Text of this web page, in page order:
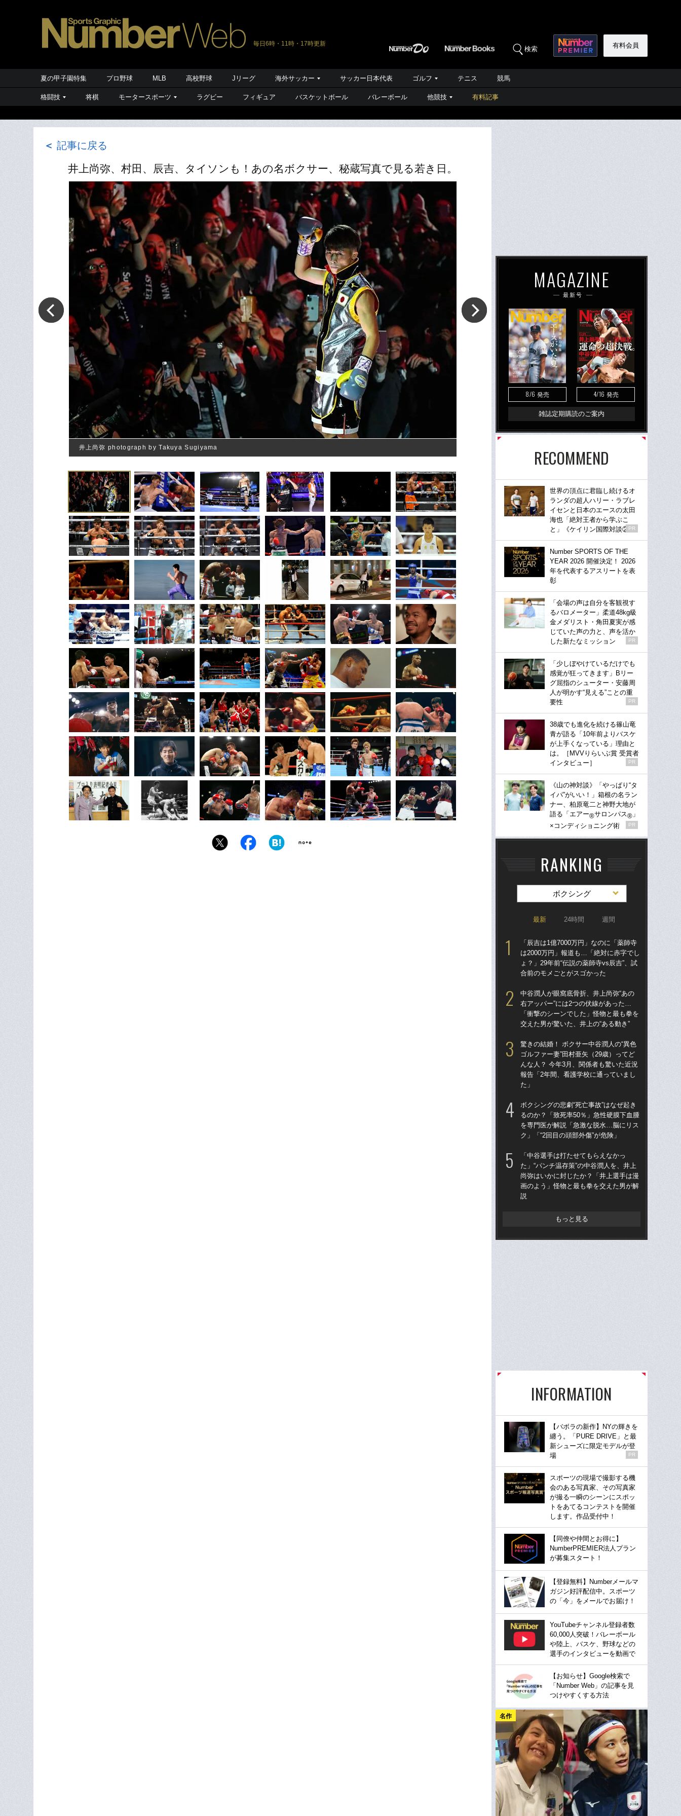
毎日6時・11時・17時更新
検索 有料会員
夏の甲子園特集 プロ野球 MLB 高校野球 Jリーグ 海外サッカー サッカー日本代表 ゴルフ テニス 競馬
格闘技 将棋 モータースポーツ ラグビー フィギュア バスケットボール バレーボール 他競技 有料記事
＜ 記事に戻る
井上尚弥、村田、辰吉、タイソンも！あの名ボクサー、秘蔵写真で見る若き日。
井上尚弥 photograph by Takuya Sugiyama
MAGAZINE
最新号
8/6 発売 4/16 発売
雑誌定期購読のご案内
RECOMMEND
世界の頂点に君臨し続けるオ
ランダの超人ハリー・ラブレ
イセンと日本のエースの太田
海也「絶対王者から学ぶこ
と」《ケイリン国際対談②》
PR
Number SPORTS OF THE
YEAR 2026 開催決定！ 2026
年を代表するアスリートを表
彰
「会場の声は自分を客観視す
るバロメーター」柔道48kg級
金メダリスト・角田夏実が感
じていた声の力と、声を活か
した新たなミッション
PR
「少しぼやけているだけでも
感覚が狂ってきます」Bリー
グ屈指のシューター・安藤周
人が明かす“見える”ことの重
要性
PR
38歳でも進化を続ける篠山竜
青が語る「10年前よりバスケ
が上手くなっている」理由と
は。［MVVりらいぶ賞 受賞者
インタビュー］
PR
《山の神対談》「やっぱり“タ
イパ”がいい！」箱根の名ラン
ナー、柏原竜二と神野大地が
語る「エアー®サロンパス® 」
×コンディショニング術
PR
RANKING
ボクシング
最新 24時間 週間
「辰吉は1億7000万円」なのに「薬師寺
は2000万円」報道も…「絶対に赤字でし
ょ？」29年前“伝説の薬師寺vs辰吉”、試
合前のモメごとがスゴかった
中谷潤人が眼窩底骨折、井上尚弥“あの
右アッパー”には2つの伏線があった…
「衝撃のシーンでした」怪物と最も拳を
交えた男が驚いた、井上の“ある動き”
驚きの結婚！ ボクサー中谷潤人の“異色
ゴルファー妻”田村亜矢（29歳）ってど
んな人？ 今年3月、関係者も驚いた近況
報告「2年間、看護学校に通っていまし
た」
ボクシングの悲劇“死亡事故”はなぜ起き
るのか？「致死率50％」急性硬膜下血腫
を専門医が解説「急激な脱水…脳にリス
ク」「“2回目の頭部外傷”が危険」
「中谷選手は打たせてもらえなかっ
た」“パンチ温存策”の中谷潤人を、井上
尚弥はいかに封じたか？「井上選手は漫
画のよう」怪物と最も拳を交えた男が解
説
もっと見る
INFORMATION
【バボラの新作】NYの輝きを
纏う。「PURE DRIVE」と最
新シューズに限定モデルが登
場
PR
スポーツの現場で撮影する機
会のある写真家、その写真家
が撮る一瞬のシーンにスポッ
トをあてるコンテストを開催
します。作品受付中！
【同僚や仲間とお得に】
NumberPREMIER法人プラン
が募集スタート！
【登録無料】Numberメールマ
ガジン好評配信中。スポーツ
の「今」をメールでお届け！
YouTubeチャンネル登録者数
60,000人突破！バレーボール
や陸上、バスケ、野球などの
選手のインタビューを動画で
【お知らせ】Google検索で
「Number Web」の記事を見
つけやすくする方法
名作